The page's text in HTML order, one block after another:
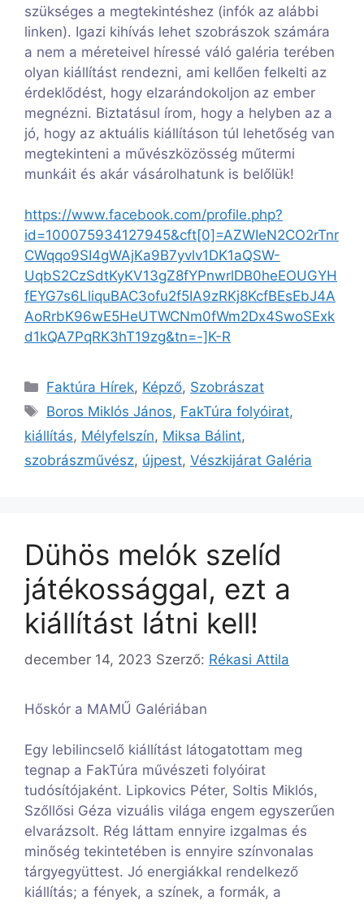
szükséges a megtekintéshez (infók az alábbi
linken). Igazi kihívás lehet szobrászok számára
a nem a méreteivel híressé váló galéria terében
olyan kiállítást rendezni, ami kellően felkelti az
érdeklődést, hogy elzarándokoljon az ember
megnézni. Biztatásul írom, hogy a helyben az a
jó, hogy az aktuális kiállításon túl lehetőség van
megtekinteni a művészközösség műtermi
munkáit és akár vásárolhatunk is belőlük!
https://www.facebook.com/profile.php?
id=100075934127945&cft[0]=AZWIeN2CO2rTnr
CWqqo9SI4gWAjKa9B7yvlv1DK1aQSW-
UqbS2CzSdtKyKV13gZ8fYPnwrlDB0heEOUGYH
fEYG7s6LliquBAC3ofu2f5IA9zRKj8KcfBEsEbJ4A
AoRrbK96wE5HeUTWCNm0fWm2Dx4SwoSExk
d1kQA7PqRK3hT19zg&tn=-]K-R
Kategória
Faktúra Hírek, Képző, Szobrászat
Címkék
Boros Miklós János, FakTúra folyóirat,
kiállítás, Mélyfelszín, Miksa Bálint,
szobrászművész, újpest, Vészkijárat Galéria
Dühös melók szelíd
játékossággal, ezt a
kiállítást látni kell!
december 14, 2023 Szerző: Rékasi Attila
Hőskór a MAMŰ Galériában
Egy lebilincselő kiállítást látogatottam meg
tegnap a FakTúra művészeti folyóirat
tudósítójaként. Lipkovics Péter, Soltis Miklós,
Szőllősi Géza vizuális világa engem egyszerűen
elvarázsolt. Rég láttam ennyire izgalmas és
minőség tekintetében is ennyire színvonalas
tárgyegyüttest. Jó energiákkal rendelkező
kiállítás; a fények, a színek, a formák, a